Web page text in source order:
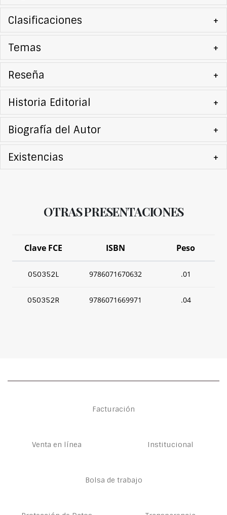
Clasificaciones +
Temas +
Reseña +
Historia Editorial +
Biografía del Autor +
Existencias +
OTRAS PRESENTACIONES
Clave FCE ISBN Peso
050352L 9786071670632 .01
050352R 9786071669971 .04
Facturación
Venta en línea Institucional
Bolsa de trabajo